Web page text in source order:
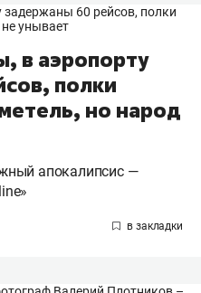
в аэропорту
полки
но народ
апокалипсис —